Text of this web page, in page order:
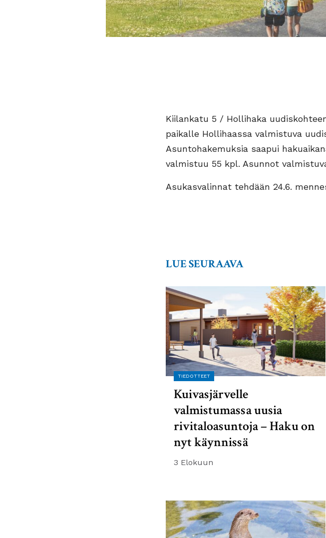
Kiilankatu 5 / Hollihaka
paikalle Hollihaassa valmistuva
Asuntohakemuksia saapui
valmistuu 55 kpl. Asunnot
Asukasvalinnat tehdään 24.6.
LUE SEURAAVA
TIEDOTTEET
Kuivasjärvelle
valmistumassa uusia
rivitaloasuntoja – Haku on
nyt käynnissä
3 Elokuun